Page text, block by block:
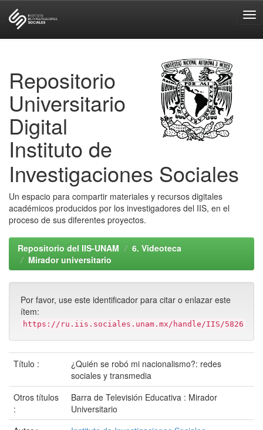
Repositorio
Universitario
Digital
Instituto de
Investigaciones Sociales
Un espacio para compartir materiales y recursos digitales
académicos producidos por los investigadores del IIS, en el
proceso de sus diferentes proyectos.
Repositorio del IIS-UNAM
6. Videoteca
Mirador universitario
Por favor, use este identificador para citar o enlazar este
ítem:
https://ru.iis.sociales.unam.mx/handle/IIS/5826
Título :
¿Quién se robó mi nacionalismo?: redes
sociales y transmedia
Otros títulos
:
Barra de Televisión Educativa : Mirador
Universitario